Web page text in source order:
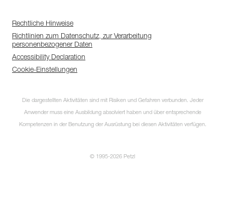
Rechtliche Hinweise
Richtlinien zum Datenschutz, zur Verarbeitung
personenbezogener Daten
Accessibility Declaration
Cookie-Einstellungen
Die dargestellten Aktivitäten sind mit Risiken und Gefahren verbunden. Jeder
Anwender muss eine Ausbildung absolviert haben und über entsprechende
Kompetenzen in der Benutzung der Ausrüstung bei diesen Aktivitäten verfügen.
© 1995-2026 Petzl